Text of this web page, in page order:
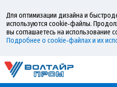
Для оптимизации дизайна и
используются cookie‑файлы.
вы соглашаетесь на использование
Подробнее о cookie‑файлах и их